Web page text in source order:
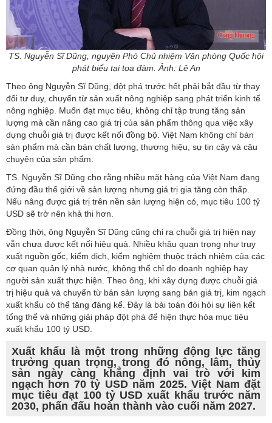
TS. Nguyễn Sĩ Dũng, nguyên Phó Chủ nhiệm Văn phòng Quốc hội
phát biểu tại tọa đàm. Ảnh: Lê An
Theo ông Nguyễn Sĩ Dũng, đột phá trước hết phải bắt đầu từ thay
đổi tư duy, chuyển từ sản xuất nông nghiệp sang phát triển kinh tế
nông nghiệp. Muốn đạt mục tiêu, không chỉ tập trung tăng sản
lượng mà cần nâng cao giá trị của sản phẩm thông qua việc xây
dựng chuỗi giá trị được kết nối đồng bộ. Việt Nam không chỉ bán
sản phẩm mà cần bán chất lượng, thương hiệu, sự tin cậy và câu
chuyện của sản phẩm.
TS. Nguyễn Sĩ Dũng cho rằng nhiều mặt hàng của Việt Nam đang
đứng đầu thế giới về sản lượng nhưng giá trị gia tăng còn thấp.
Nếu nâng được giá trị trên nền sản lượng hiện có, mục tiêu 100 tỷ
USD sẽ trở nên khả thi hơn.
Đồng thời, ông Nguyễn Sĩ Dũng cũng chỉ ra chuỗi giá trị hiện nay
vẫn chưa được kết nối hiệu quả. Nhiều khâu quan trọng như truy
xuất nguồn gốc, kiểm dịch, kiểm nghiệm thuộc trách nhiệm của các
cơ quan quản lý nhà nước, không thể chỉ do doanh nghiệp hay
người sản xuất thực hiện. Theo ông, khi xây dựng được chuỗi giá
trị hiệu quả và chuyển từ bán sản lượng sang bán giá trị, kim ngạch
xuất khẩu có thể tăng đáng kể. Đây là bài toán đòi hỏi sự liên kết
tổng thể và những giải pháp đột phá để hiện thực hóa mục tiêu
xuất khẩu 100 tỷ USD.
Xuất khẩu là một trong những động lực tăng
trưởng quan trọng, trong đó nông, lâm, thủy
sản ngày càng khẳng định vai trò với kim
ngạch hơn 70 tỷ USD năm 2025. Việt Nam đặt
mục tiêu đạt 100 tỷ USD xuất khẩu trước năm
2030, phấn đấu hoàn thành vào cuối năm 2027.